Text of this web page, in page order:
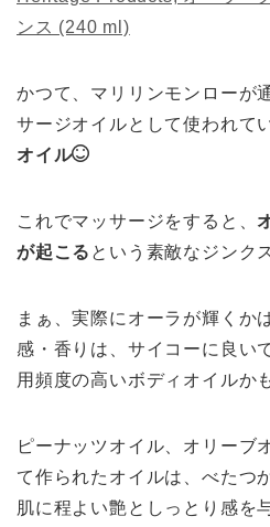
ンス (240 ml)
かつて、マリリンモンローが
サージオイルとして使われて
オイル
これでマッサージをすると、
が起こる という素敵なジンク
まぁ、実際にオーラが輝くか
感・香りは、サイコーに良い
用頻度の高いボディオイルか
ピーナッツオイル、オリーブ
て作られたオイルは、べたつ
肌に程よい艶としっとり感を